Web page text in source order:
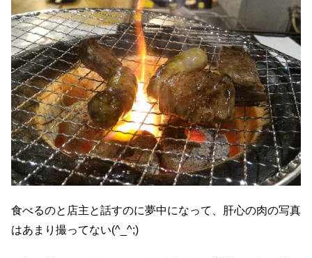
食べるのと店主と話すのに夢中になって、肝心の肉の写真
はあまり撮ってない(^_^;)